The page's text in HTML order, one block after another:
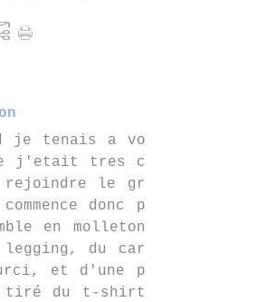
je tenais a vo
j'etait tres c
rejoindre le gr
donc p
en molleton
legging, du car
et d'une p
tiré du t-shirt